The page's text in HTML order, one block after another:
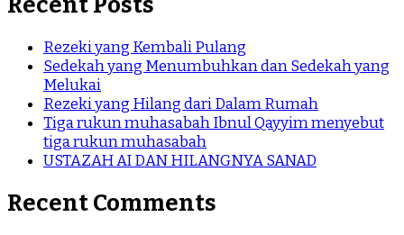
Rezeki yang Kembali Pulang
Sedekah yang Menumbuhkan dan Sedekah yang
Melukai
Rezeki yang Hilang dari Dalam Rumah
Tiga rukun muhasabah Ibnul Qayyim menyebut
tiga rukun muhasabah
USTAZAH AI DAN HILANGNYA SANAD
Recent Comments